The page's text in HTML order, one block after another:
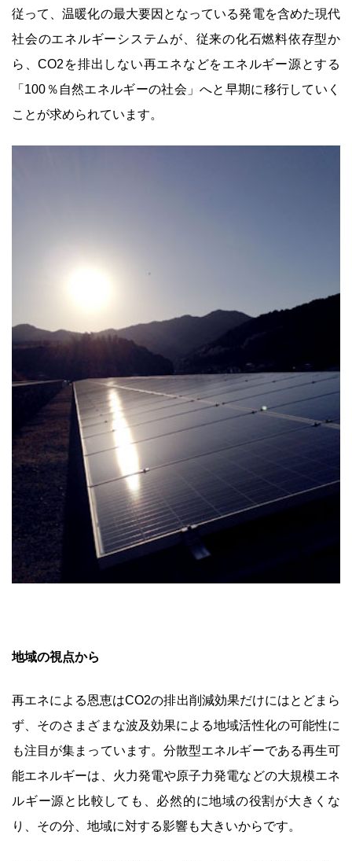
従って、温暖化の最大要因となっている発電を含めた現代
社会のエネルギーシステムが、従来の化石燃料依存型か
ら、CO2を排出しない再エネなどをエネルギー源とする
「100％自然エネルギーの社会」へと早期に移行していく
ことが求められています。
地域の視点から
再エネによる恩恵はCO2の排出削減効果だけにはとどまら
ず、そのさまざまな波及効果による地域活性化の可能性に
も注目が集まっています。分散型エネルギーである再生可
能エネルギーは、火力発電や原子力発電などの大規模エネ
ルギー源と比較しても、必然的に地域の役割が大きくな
り、その分、地域に対する影響も大きいからです。